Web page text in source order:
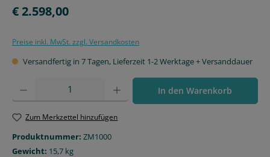
Regulärer Preis:
€ 2.598,00
Preise inkl. MwSt. zzgl. Versandkosten
Versandfertig in 7 Tagen, Lieferzeit 1-2 Werktage + Versanddauer
Produkt Anzahl: Gib den gewünschten Wert ein oder benutze die
In den Warenkorb
Zum Merkzettel hinzufügen
Produktnummer: ZM1000
Gewicht: 15,7 kg